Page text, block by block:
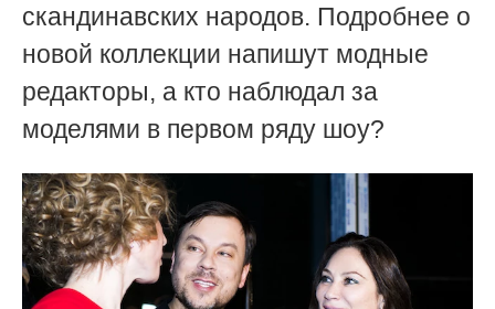
скандинавских народов. Подробнее о
новой коллекции напишут модные
редакторы, а кто наблюдал за
моделями в первом ряду шоу?